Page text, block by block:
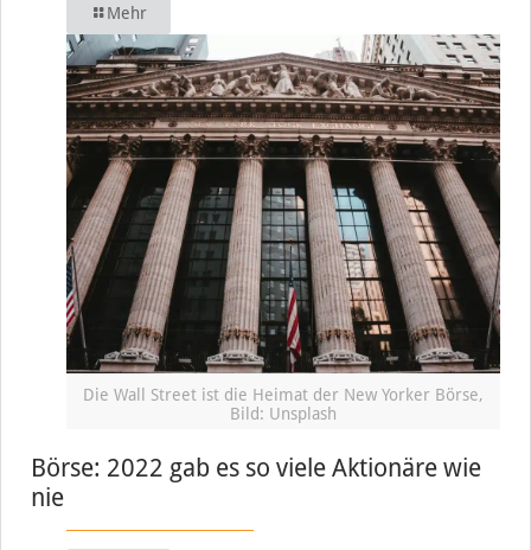
Mehr
Die Wall Street ist die Heimat der New Yorker Börse,
Bild: Unsplash
Börse: 2022 gab es so viele Aktionäre wie
nie